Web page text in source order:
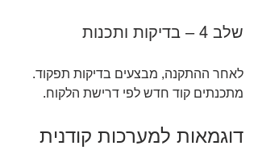
שלב 4 – בדיקות ותכנות
לאחר ההתקנה, מבצעים בדיקות תפקוד.
מתכנתים קוד חדש לפי דרישת הלקוח.
דוגמאות למערכות קודנית